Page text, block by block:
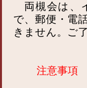
両槻会は、
で、郵便・電
きません。ご
注意事項